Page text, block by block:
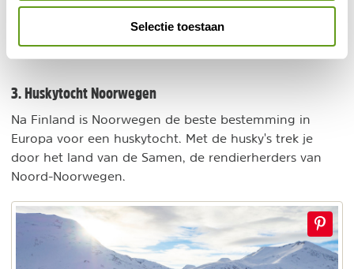
Selectie toestaan
en langlaufen. Je reist met de veerboot.
BEKIJK
3. Huskytocht Noorwegen
Na Finland is Noorwegen de beste bestemming in
Europa voor een huskytocht. Met de husky's trek je
door het land van de Samen, de rendierherders van
Noord-Noorwegen.